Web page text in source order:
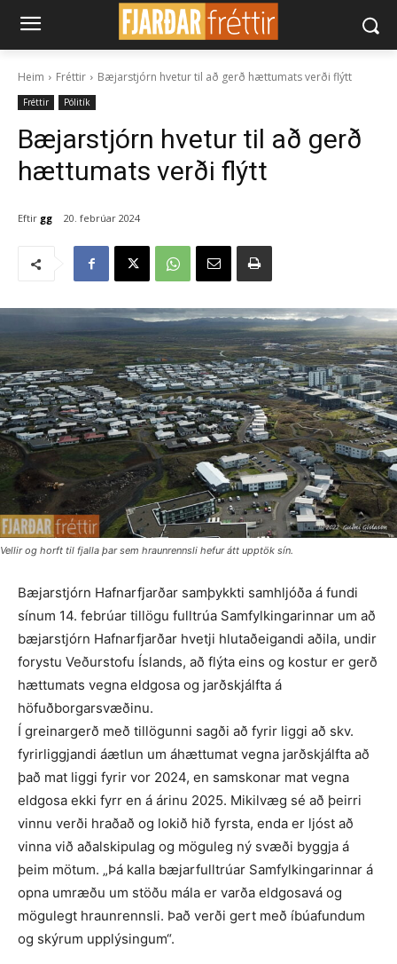
Heim Fréttir Bæjarstjórn hvetur til að gerð hættumats verði flýtt
Fréttir Pólitík
Bæjarstjórn hvetur til að gerð
hættumats verði flýtt
Eftir gg 20. febrúar 2024
Vellir og horft til fjalla þar sem hraunrennsli hefur átt upptök sín.
Bæjarstjórn Hafnarfjarðar samþykkti samhljóða á fundi
sínum 14. febrúar tillögu fulltrúa Samfylkingarinnar um að
bæjarstjórn Hafnarfjarðar hvetji hlutaðeigandi aðila, undir
forystu Veðurstofu Íslands, að flýta eins og kostur er gerð
hættumats vegna eldgosa og jarðskjálfta á
höfuðborgarsvæðinu.
Í greinargerð með tillögunni sagði að fyrir liggi að skv.
fyrirliggjandi áætlun um áhættumat vegna jarðskjálfta að
það mat liggi fyrir vor 2024, en samskonar mat vegna
eldgosa ekki fyrr en á árinu 2025. Mikilvæg sé að þeirri
vinnu verði hraðað og lokið hið fyrsta, enda er ljóst að
vinna við aðalskipulag og möguleg ný svæði byggja á
þeim mötum. „Þá kalla bæjarfulltrúar Samfylkingarinnar á
opna umræðu um stöðu mála er varða eldgosavá og
mögulegt hraunrennsli. Það verði gert með íbúafundum
og skýrum upplýsingum“.